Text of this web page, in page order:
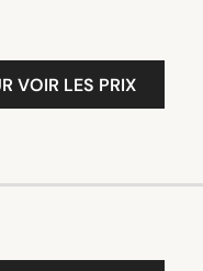
VOIR LES PRIX